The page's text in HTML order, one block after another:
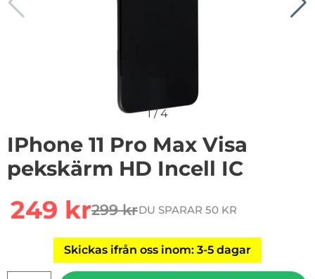
1/4
IPhone 11 Pro Max Visa
pekskärm HD Incell IC
rea pris
249 krtidigare pris
299 krDU SPARAR 50 KR
Skickas ifrån oss inom: 3-5 dagar